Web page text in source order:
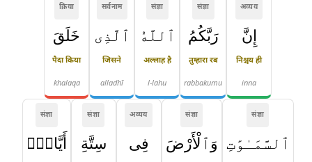
अव्यय
إِنَّ
निश्चय ही
inna
संज्ञा
رَبَّكُمُ
तुम्हारा रब
rabbakumu
संज्ञा
ٱللَّهُ
अल्लाह है
l-lahu
सर्वनाम
ٱلَّذِى
जिसने
alladhī
क्रिया
خَلَقَ
पैदा किया
khalaqa
संज्ञा
ٱلسَّمَـٰوَٰتِ
संज्ञा
وَٱلْأَرْضَ
अव्यय
فِى
संज्ञा
سِتَّةِ
संज्ञा
أَيَّامٍۢ